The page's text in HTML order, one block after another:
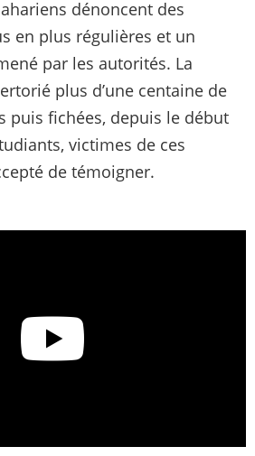
dénoncent des
en plus régulières et un
par les autorités. La
plus d’une centaine de
puis fichées, depuis le début
victimes de ces
de témoigner.